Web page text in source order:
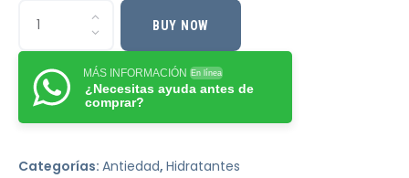
BUY NOW
MÁS INFORMACIÓN En línea
¿Necesitas ayuda antes de
comprar?
Categorías: Antiedad, Hidratantes